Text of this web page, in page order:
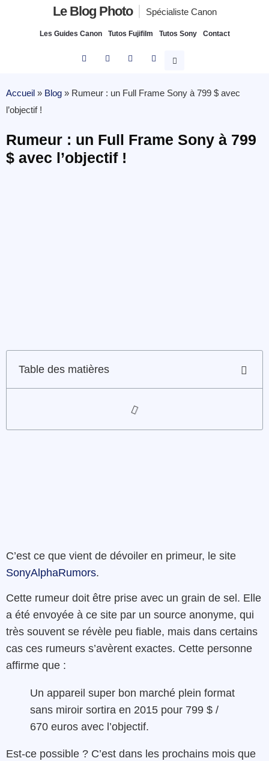
Le Blog Photo Spécialiste Canon
Les Guides Canon Tutos Fujifilm Tutos Sony Contact
Accueil » Blog » Rumeur : un Full Frame Sony à 799 $ avec
l’objectif !
Rumeur : un Full Frame Sony à 799
$ avec l’objectif !
Table des matières
C’est ce que vient de dévoiler en primeur, le site
SonyAlphaRumors.
Cette rumeur doit être prise avec un grain de sel. Elle
a été envoyée à ce site par un source anonyme, qui
très souvent se révèle peu fiable, mais dans certains
cas ces rumeurs s’avèrent exactes. Cette personne
affirme que :
Un appareil super bon marché plein format
sans miroir sortira en 2015 pour 799 $ /
670 euros avec l’objectif.
Est-ce possible ? C’est dans les prochains mois que